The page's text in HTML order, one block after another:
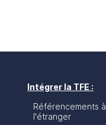
Intégrer la TFE :
Référencements à
l'étranger